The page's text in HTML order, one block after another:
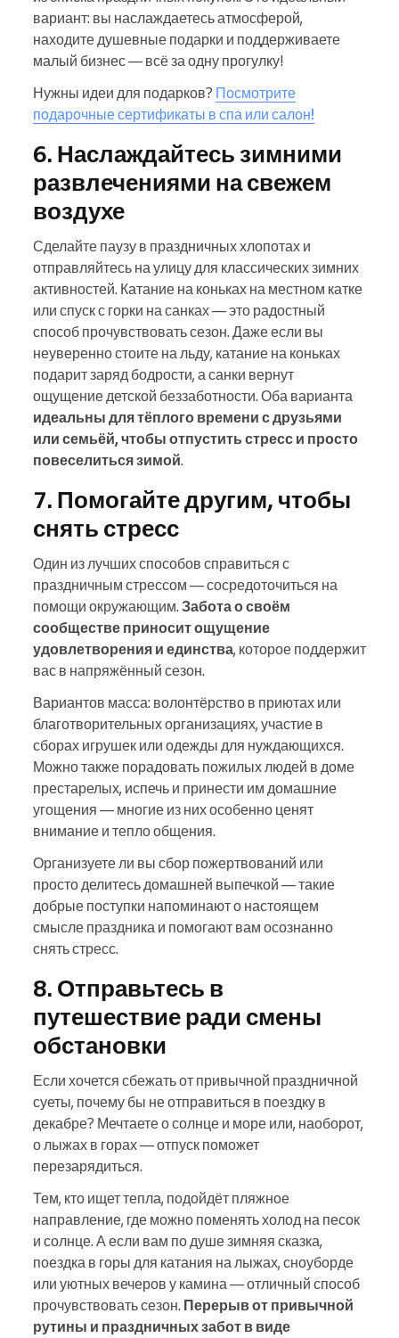
вариант: вы наслаждаетесь атмосферой,
находите душевные подарки и поддерживаете
малый бизнес — всё за одну прогулку!
Нужны идеи для подарков? Посмотрите
подарочные сертификаты в спа или салон!
6. Наслаждайтесь зимними
развлечениями на свежем
воздухе
Сделайте паузу в праздничных хлопотах и
отправляйтесь на улицу для классических зимних
активностей. Катание на коньках на местном катке
или спуск с горки на санках — это радостный
способ прочувствовать сезон. Даже если вы
неуверенно стоите на льду, катание на коньках
подарит заряд бодрости, а санки вернут
ощущение детской беззаботности. Оба варианта
идеальны для тёплого времени с друзьями
или семьёй, чтобы отпустить стресс и просто
повеселиться зимой.
7. Помогайте другим, чтобы
снять стресс
Один из лучших способов справиться с
праздничным стрессом — сосредоточиться на
помощи окружающим. Забота о своём
сообществе приносит ощущение
удовлетворения и единства, которое поддержит
вас в напряжённый сезон.
Вариантов масса: волонтёрство в приютах или
благотворительных организациях, участие в
сборах игрушек или одежды для нуждающихся.
Можно также порадовать пожилых людей в доме
престарелых, испечь и принести им домашние
угощения — многие из них особенно ценят
внимание и тепло общения.
Организуете ли вы сбор пожертвований или
просто делитесь домашней выпечкой — такие
добрые поступки напоминают о настоящем
смысле праздника и помогают вам осознанно
снять стресс.
8. Отправьтесь в
путешествие ради смены
обстановки
Если хочется сбежать от привычной праздничной
суеты, почему бы не отправиться в поездку в
декабре? Мечтаете о солнце и море или, наоборот,
о лыжах в горах — отпуск поможет
перезарядиться.
Тем, кто ищет тепла, подойдёт пляжное
направление, где можно поменять холод на песок
и солнце. А если вам по душе зимняя сказка,
поездка в горы для катания на лыжах, сноуборде
или уютных вечеров у камина — отличный способ
прочувствовать сезон. Перерыв от привычной
рутины и праздничных забот в виде